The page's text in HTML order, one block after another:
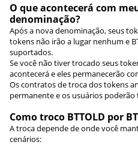
O que acontecerá com
denominação?
Após a nova denominação, seus
tokens não irão a lugar nenhum e
suportados.
Se você não tiver trocado seus
acontecerá e eles permanecerão
Os contratos de troca dos tokens
permanente e os usuários
Como troco BTTOLD por
A troca depende de onde você
cenários: